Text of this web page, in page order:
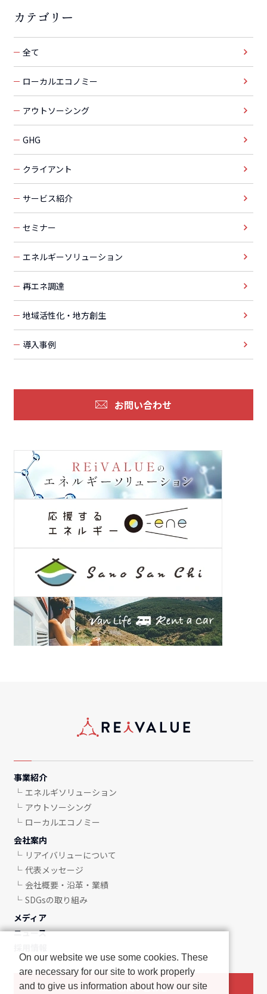
カテゴリー
全て
ローカルエコノミー
アウトソーシング
GHG
クライアント
サービス紹介
セミナー
エネルギーソリューション
再エネ調達
地域活性化・地方創生
導入事例
お問い合わせ
事業紹介
エネルギソリューション
アウトソーシング
ローカルエコノミー
会社案内
リアイバリューについて
代表メッセージ
会社概要・沿革・業績
SDGsの取り組み
メディア
ニュース
お問い合わせ
On our website we use some cookies. These
are necessary for our site to work properly
and to give us information about how our site